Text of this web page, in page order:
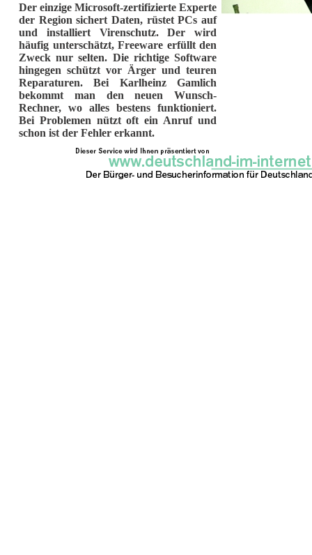
Der einzige Microsoft-zertifizierte Experte
der Region sichert Daten, rüstet PCs auf
und installiert Virenschutz. Der wird
häufig unterschätzt, Freeware erfüllt den
Zweck nur selten. Die richtige Software
hingegen schützt vor Ärger und teuren
Reparaturen. Bei Karlheinz Gamlich
bekommt man den neuen Wunsch-
Rechner, wo alles bestens funktioniert.
Bei Problemen nützt oft ein Anruf und
schon ist der Fehler erkannt.